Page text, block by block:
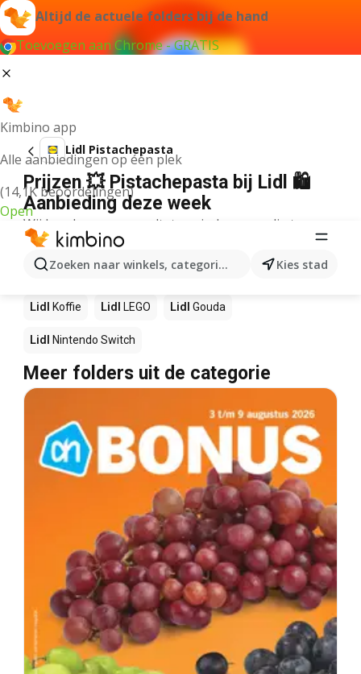
Altijd de actuele folders bij de hand
Toevoegen aan Chrome - GRATIS
Kimbino app
Alle aanbiedingen op één plek
(14,1K beoordelingen)
Open
Zoeken naar winkels, categorieën, producten...
Kies stad
Lidl Pistachepasta
Prijzen 💥 Pistachepasta bij Lidl 🛍️
Aanbieding deze week
Wij konden geen resultaten vinden voor die term.
Andere producten in winkels Lidl
Lidl Lidl Sushi Mango
Lidl Koffie Lidl LEGO Lidl Gouda
Lidl Nintendo Switch
Meer folders uit de categorie